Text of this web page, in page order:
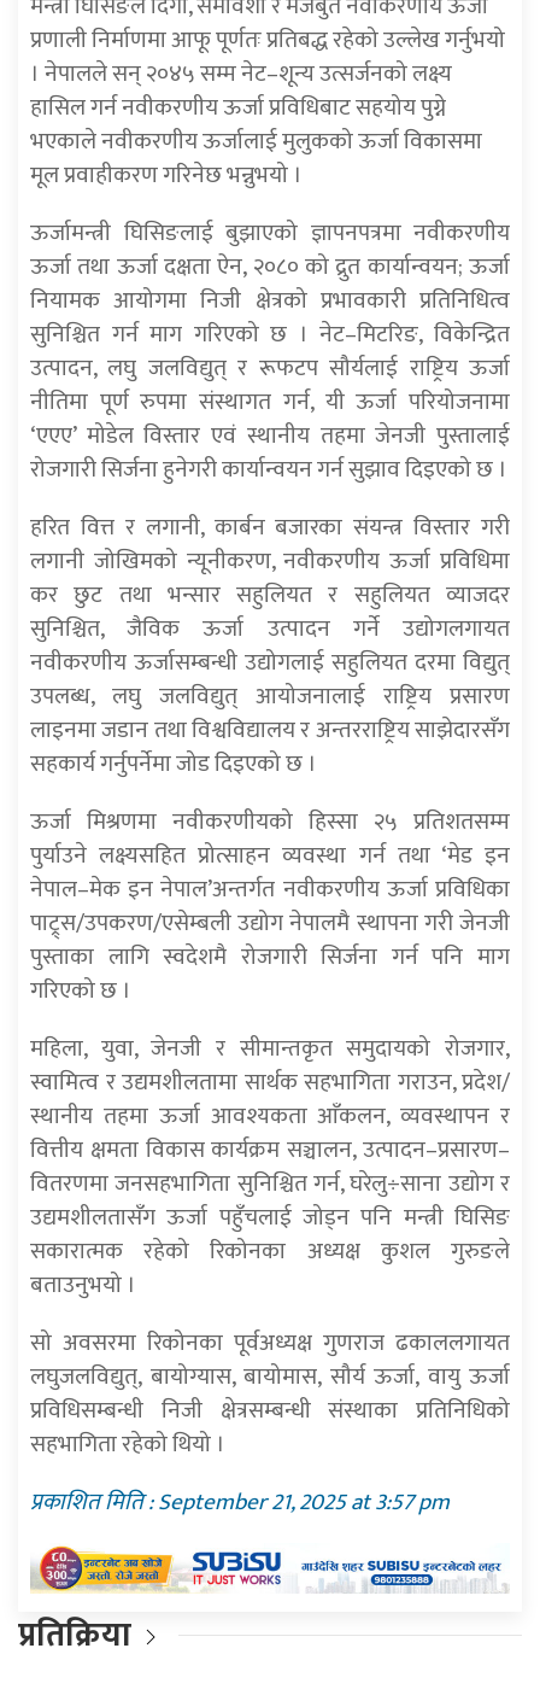
प्रणाली निर्माणमा आफू पूर्णतः प्रतिबद्ध रहेको उल्लेख गर्नुभयो
। नेपालले सन् २०४५ सम्म नेट–शून्य उत्सर्जनको लक्ष्य
हासिल गर्न नवीकरणीय ऊर्जा प्रविधिबाट सहयोय पुग्ने
भएकाले नवीकरणीय ऊर्जालाई मुलुकको ऊर्जा विकासमा
मूल प्रवाहीकरण गरिनेछ भन्नुभयो ।
ऊर्जामन्त्री घिसिङलाई बुझाएको ज्ञापनपत्रमा नवीकरणीय
ऊर्जा तथा ऊर्जा दक्षता ऐन, २०८० को द्रुत कार्यान्वयन; ऊर्जा
नियामक आयोगमा निजी क्षेत्रको प्रभावकारी प्रतिनिधित्व
सुनिश्चित गर्न माग गरिएको छ । नेट–मिटरिङ, विकेन्द्रित
उत्पादन, लघु जलविद्युत् र रूफटप सौर्यलाई राष्ट्रिय ऊर्जा
नीतिमा पूर्ण रुपमा संस्थागत गर्न, यी ऊर्जा परियोजनामा
‘एएए’ मोडेल विस्तार एवं स्थानीय तहमा जेनजी पुस्तालाई
रोजगारी सिर्जना हुनेगरी कार्यान्वयन गर्न सुझाव दिइएको छ ।
हरित वित्त र लगानी, कार्बन बजारका संयन्त्र विस्तार गरी
लगानी जोखिमको न्यूनीकरण, नवीकरणीय ऊर्जा प्रविधिमा
कर छुट तथा भन्सार सहुलियत र सहुलियत व्याजदर
सुनिश्चित, जैविक ऊर्जा उत्पादन गर्ने उद्योगलगायत
नवीकरणीय ऊर्जासम्बन्धी उद्योगलाई सहुलियत दरमा विद्युत्
उपलब्ध, लघु जलविद्युत् आयोजनालाई राष्ट्रिय प्रसारण
लाइनमा जडान तथा विश्वविद्यालय र अन्तरराष्ट्रिय साझेदारसँग
सहकार्य गर्नुपर्नेमा जोड दिइएको छ ।
ऊर्जा मिश्रणमा नवीकरणीयको हिस्सा २५ प्रतिशतसम्म
पुर्याउने लक्ष्यसहित प्रोत्साहन व्यवस्था गर्न तथा ‘मेड इन
नेपाल–मेक इन नेपाल’अन्तर्गत नवीकरणीय ऊर्जा प्रविधिका
पाट्र्स/उपकरण/एसेम्बली उद्योग नेपालमै स्थापना गरी जेनजी
पुस्ताका लागि स्वदेशमै रोजगारी सिर्जना गर्न पनि माग
गरिएको छ ।
महिला, युवा, जेनजी र सीमान्तकृत समुदायको रोजगार,
स्वामित्व र उद्यमशीलतामा सार्थक सहभागिता गराउन, प्रदेश/
स्थानीय तहमा ऊर्जा आवश्यकता आँकलन, व्यवस्थापन र
वित्तीय क्षमता विकास कार्यक्रम सञ्चालन, उत्पादन–प्रसारण–
वितरणमा जनसहभागिता सुनिश्चित गर्न, घरेलु÷साना उद्योग र
उद्यमशीलतासँग ऊर्जा पहुँचलाई जोड्न पनि मन्त्री घिसिङ
सकारात्मक रहेको रिकोनका अध्यक्ष कुशल गुरुङले
बताउनुभयो ।
सो अवसरमा रिकोनका पूर्वअध्यक्ष गुणराज ढकाललगायत
लघुजलविद्युत्, बायोग्यास, बायोमास, सौर्य ऊर्जा, वायु ऊर्जा
प्रविधिसम्बन्धी निजी क्षेत्रसम्बन्धी संस्थाका प्रतिनिधिको
सहभागिता रहेको थियो ।
प्रकाशित मिति : September 21, 2025 at 3:57 pm
प्रतिक्रिया